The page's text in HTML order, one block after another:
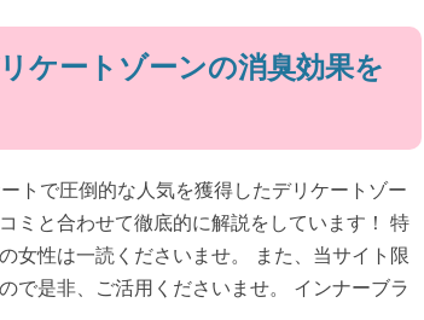
ケートゾーンの消臭効果を
トで圧倒的な人気を獲得したデリケートゾー
ミと合わせて徹底的に解説をしています！ 特
女性は一読くださいませ。 また、当サイト限
で是非、ご活用くださいませ。 インナーブラ